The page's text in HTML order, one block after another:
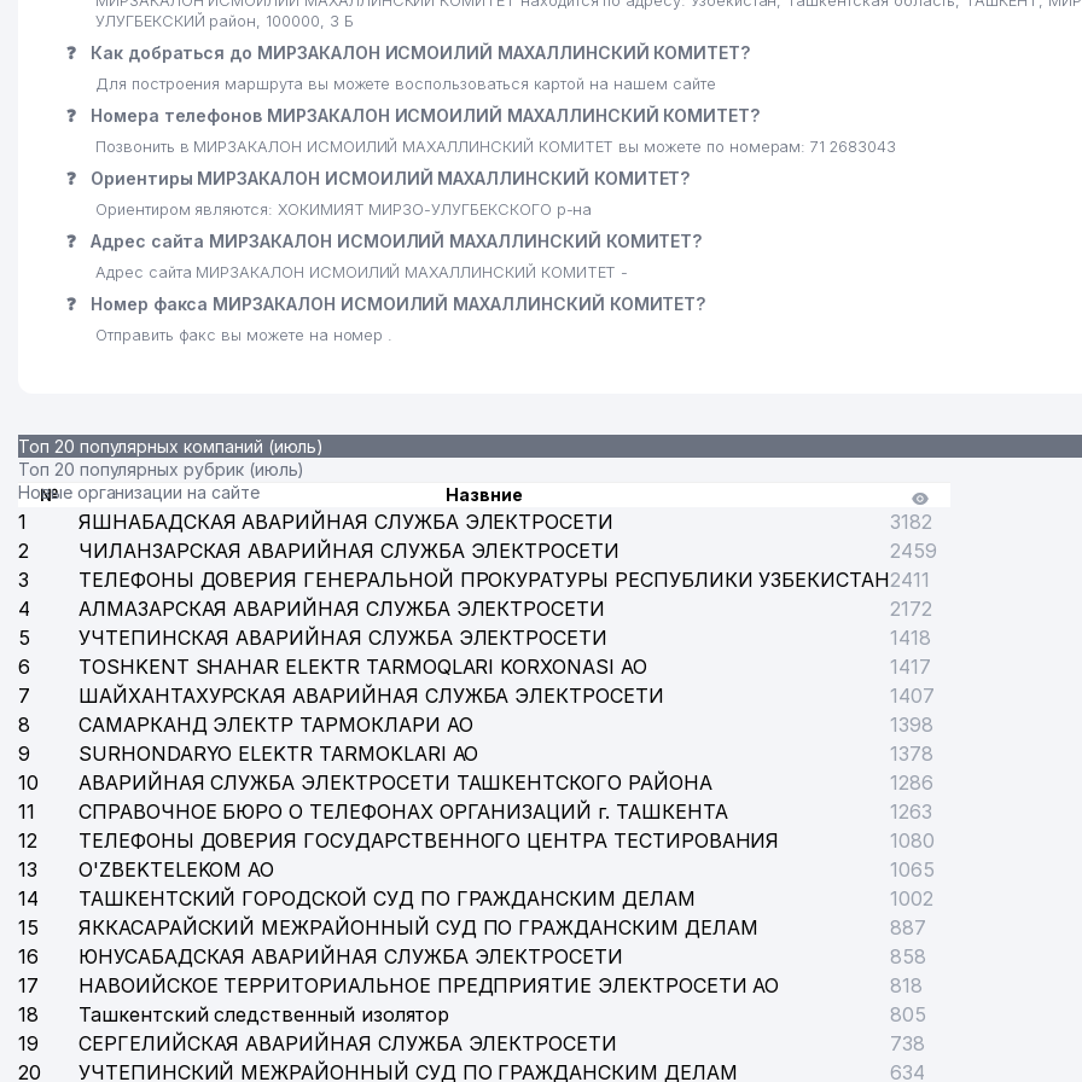
25 LILIT RUSH COSMETICS ООО
ULS CONSOLIDATION ООО
ASAKA МАХАЛЛИНСКИЙ КОМИТЕТ
28 EKONOMA ЧП
29 SC-BELARUS ПРЕДСТАВИТЕЛЬСТВО
МИРАГЗАМОВ САРВАР НИГМАТИЛЛАЕВИЧ ИндП
WEBLINE ООО
34 CMA CGM CENTRAL ASIA LLP ПРЕДСТАВИТЕЛЬСТВО
CITRUS TEAM ООО
XIMZASHITA SERVIS ООО
KVARTAL KOMMUNAL ТЧСЖ
LINKMASTER ASIA ООО
NOVA GROUP ООО
INTERCHIM DISTRIBUTION ООО
TAGUS LET'S GO STUDY ООО
UPM SERVICE ИП ООО
ПРЕДСТАВИТЕЛЬСТВО ЭМИРАТА-ДУБАЙ ОАЭ В РЕСПУБЛИКЕ УЗБЕКИСТАН
AL-DARHON ООО
ПАК Н.О. ЧП
УЛУГБЕКСКИЙ район, 100000, 3 Б
❓ Как добраться до МИРЗАКАЛОН ИСМОИЛИЙ МАХАЛЛИНСКИЙ КОМИТЕТ?
Для построения маршрута вы можете воспользоваться картой на нашем сайте
❓ Номера телефонов МИРЗАКАЛОН ИСМОИЛИЙ МАХАЛЛИНСКИЙ КОМИТЕТ?
Позвонить в МИРЗАКАЛОН ИСМОИЛИЙ МАХАЛЛИНСКИЙ КОМИТЕТ вы можете по номерам: 71 2683043
❓ Ориентиры МИРЗАКАЛОН ИСМОИЛИЙ МАХАЛЛИНСКИЙ КОМИТЕТ?
Ориентиром являются: ХОКИМИЯТ МИРЗО-УЛУГБЕКСКОГО р-на
❓ Адрес сайта МИРЗАКАЛОН ИСМОИЛИЙ МАХАЛЛИНСКИЙ КОМИТЕТ?
Адрес сайта МИРЗАКАЛОН ИСМОИЛИЙ МАХАЛЛИНСКИЙ КОМИТЕТ -
❓ Номер факса МИРЗАКАЛОН ИСМОИЛИЙ МАХАЛЛИНСКИЙ КОМИТЕТ?
Отправить факс вы можете на номер .
Топ 20 популярных компаний (июль)
Топ 20 популярных рубрик (июль)
Новые организации на сайте
№ Назвние
1 ЯШНАБАДСКАЯ АВАРИЙНАЯ СЛУЖБА ЭЛЕКТРОСЕТИ
3182
2
ЧИЛАНЗАРСКАЯ АВАРИЙНАЯ СЛУЖБА ЭЛЕКТРОСЕТИ
2459
3
ТЕЛЕФОНЫ ДОВЕРИЯ ГЕНЕРАЛЬНОЙ ПРОКУРАТУРЫ РЕСПУБЛИКИ УЗБЕКИСТАН2411
4
АЛМАЗАРСКАЯ АВАРИЙНАЯ СЛУЖБА ЭЛЕКТРОСЕТИ
2172
5
УЧТЕПИНСКАЯ АВАРИЙНАЯ СЛУЖБА ЭЛЕКТРОСЕТИ
1418
6
TOSHKENT SHAHAR ELEKTR TARMOQLARI KORXONASI АО
1417
7
ШАЙХАНТАХУРСКАЯ АВАРИЙНАЯ СЛУЖБА ЭЛЕКТРОСЕТИ
1407
8
САМАРКАНД ЭЛЕКТР ТАРМОКЛАРИ АО
1398
9
SURHONDARYO ELEKTR TARMOKLARI АО
1378
10
АВАРИЙНАЯ СЛУЖБА ЭЛЕКТРОСЕТИ ТАШКЕНТСКОГО РАЙОНА
1286
11
СПРАВОЧНОЕ БЮРО О ТЕЛЕФОНАХ ОРГАНИЗАЦИЙ г. ТАШКЕНТА
1263
12
ТЕЛЕФОНЫ ДОВЕРИЯ ГОСУДАРСТВЕННОГО ЦЕНТРА ТЕСТИРОВАНИЯ
1080
13
O'ZBEKTELEKOM АО
1065
14
ТАШКЕНТСКИЙ ГОРОДСКОЙ СУД ПО ГРАЖДАНСКИМ ДЕЛАМ
1002
15
ЯККАСАРАЙСКИЙ МЕЖРАЙОННЫЙ СУД ПО ГРАЖДАНСКИМ ДЕЛАМ
887
16
ЮНУСАБАДСКАЯ АВАРИЙНАЯ СЛУЖБА ЭЛЕКТРОСЕТИ
858
17
НАВОИЙСКОЕ ТЕРРИТОРИАЛЬНОЕ ПРЕДПРИЯТИЕ ЭЛЕКТРОСЕТИ АО
818
18
Ташкентский следственный изолятор
805
19
СЕРГЕЛИЙСКАЯ АВАРИЙНАЯ СЛУЖБА ЭЛЕКТРОСЕТИ
738
20
УЧТЕПИНСКИЙ МЕЖРАЙОННЫЙ СУД ПО ГРАЖДАНСКИМ ДЕЛАМ 634